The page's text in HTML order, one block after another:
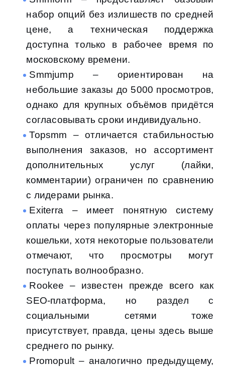
набор опций без излишеств по средней
цене, а техническая поддержка
доступна только в рабочее время по
московскому времени.
Smmjump – ориентирован на
небольшие заказы до 5000 просмотров,
однако для крупных объёмов придётся
согласовывать сроки индивидуально.
Topsmm – отличается стабильностью
выполнения заказов, но ассортимент
дополнительных услуг (лайки,
комментарии) ограничен по сравнению
с лидерами рынка.
Exiterra – имеет понятную систему
оплаты через популярные электронные
кошельки, хотя некоторые пользователи
отмечают, что просмотры могут
поступать волнообразно.
Rookee – известен прежде всего как
SEO-платформа, но раздел с
социальными сетями тоже
присутствует, правда, цены здесь выше
среднего по рынку.
Promopult – аналогично предыдущему,